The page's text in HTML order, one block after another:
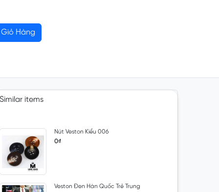
Hàng
Similar items
Nút Veston Kiểu 006
0₫
Veston Đen Hàn Quốc Trẻ Trung